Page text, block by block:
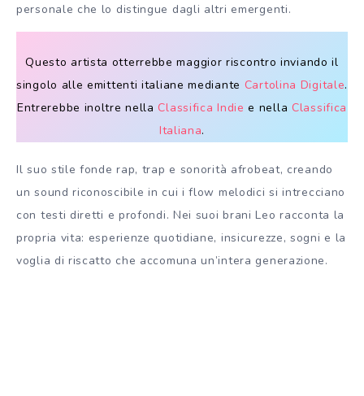
personale che lo distingue dagli altri emergenti.
Questo artista otterrebbe maggior riscontro inviando il
singolo alle emittenti italiane mediante Cartolina Digitale.
Entrerebbe inoltre nella Classifica Indie e nella Classifica
Italiana.
Il suo stile fonde rap, trap e sonorità afrobeat, creando
un sound riconoscibile in cui i flow melodici si intrecciano
con testi diretti e profondi. Nei suoi brani Leo racconta la
propria vita: esperienze quotidiane, insicurezze, sogni e la
voglia di riscatto che accomuna un’intera generazione.